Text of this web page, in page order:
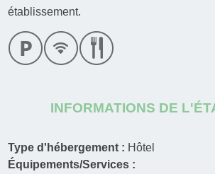
établissement.
INFORMATIONS DE
Type d'hébergement : Hôtel
Équipements/Services :